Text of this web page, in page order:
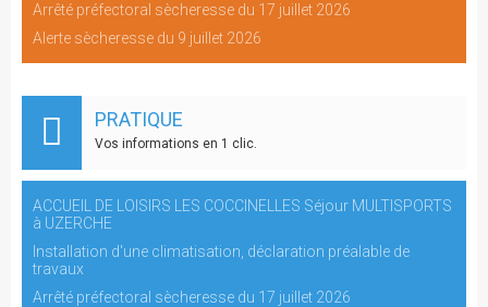
Arrêté préfectoral sècheresse du 17 juillet 2026
Alerte sècheresse du 9 juillet 2026
PRATIQUE
Vos informations en 1 clic.
ACCUEIL DE LOISIRS LES COCCINELLES Séjour MULTISPORTS
à UZERCHE
Installation d'une climatisation, déclaration préalable de
travaux
Arrêté préfectoral sècheresse du 17 juillet 2026